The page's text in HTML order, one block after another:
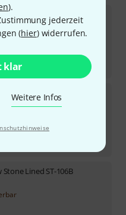
).
jederzeit
(hier) widerrufen.
klar
Weitere Infos
Lined ST-189
Stone Lined ST-120A Derby
Stone Lined ST-106B